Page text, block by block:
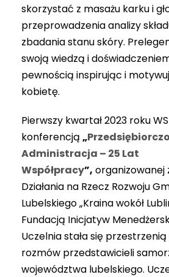
skorzystać z masażu karku i
przeprowadzenia analizy
zbadania stanu skóry.
swoją wiedzą i
pewnością inspirując i
kobietę.
Pierwszy kwartał 2023 roku
konferencją „
Administracja – 25 Lat
Współpracy”, organizowanej
Działania na Rzecz Rozwoju
Lubelskiego „Kraina wokół
Fundacją Inicjatyw
Uczelnia stała się
rozmów przedstawicieli
województwa lubelskiego.